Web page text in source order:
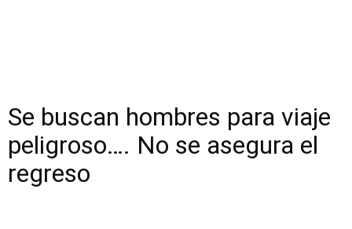
Se buscan hombres para viaje
peligroso…. No se asegura el
regreso